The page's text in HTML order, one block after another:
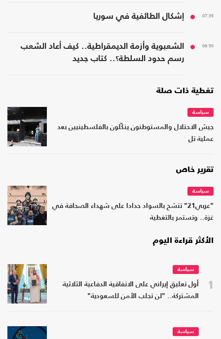
07:35 إشكال الطائفية في سوريا
06:50
الشعبوية وأزمة الديمقراطية.. كيف أعاد الشعب
رسم حدود السلطة؟.. كتاب جديد
تغطية ذات صلة
سياسة
جيش الاحتلال والمستوطنون ينكّلون بالفلسطينيين بعد
عملية تل
تقرير خاص
سياسة
"عربي21" تتشح بالسواد حدادا على شهداء الصحافة في
غزة.. وتستمر بالتغطية
الأكثر قراءة اليوم
1
سياسة
أول تعليق إيراني على الاتفاقية الدفاعية الثلاثية
المشتركة.. "لن تجلب الأمن للسعودية"
سياسة